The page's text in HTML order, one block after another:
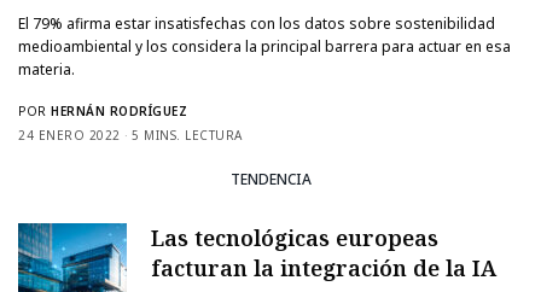
El 79% afirma estar insatisfechas con los datos sobre sostenibilidad
medioambiental y los considera la principal barrera para actuar en esa
materia.
POR HERNÁN RODRÍGUEZ
24 ENERO 2022
5 MINS. LECTURA
TENDENCIA
Las tecnológicas europeas
facturan la integración de la IA